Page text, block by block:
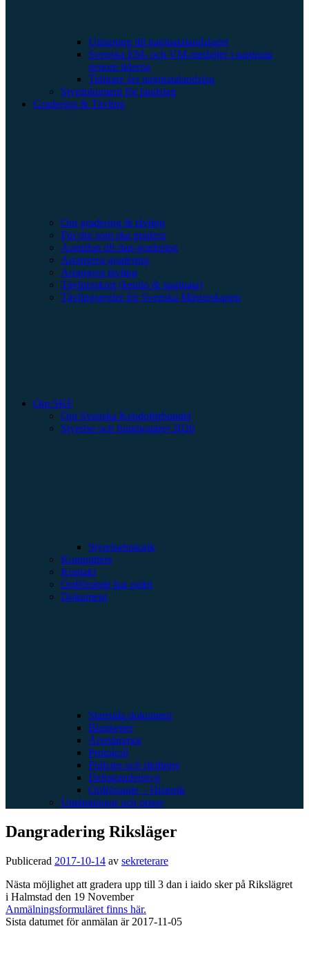
Uttagning till naginatalandslaget
Svenska EM- och VM-medaljer i naginata
genom tiderna
Tidigare års naginatalandslag
Styrdokument för landslag
Gradering & Tävling
Om gradering & tävling
För dig som ska gradera
Anmälan till dan-gradering
Arrangera gradering
Arrangera tävling
Tävlingskort (kendo & naginata)
Tävlingsregler för Svenska Mästerskapen
Om SKF
Om Svenska Kendoförbundet
Styrelse och funktionärer 2026
Styrelsehistorik
Kommittéer
Kontakt
Ordförande har ordet
Dokument
Startsida dokument
Blanketter
Årsstämmor
Protokoll
Policies och riktlinjer
Deltagandeintyg
Ordförande – Historik
Utnämningar och priser
Dangradering Riksläger
Publicerad 2017-10-14 av sekreterare
Nästa möjlighet att gradera upp till 3 dan i iaido sker på Rikslägret
i Halmstad den 19 November
Anmälningsformuläret finns här.
Sista datumet för anmälan är 2017-11-05